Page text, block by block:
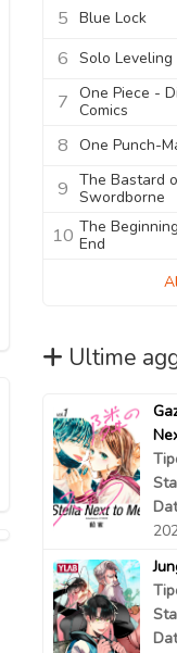
5 Blue Lock
6 Solo Leveling
7 One Piece -
Comics
8 One Punch-
9 The Bastard
Swordborne
10 The
End
Ultime